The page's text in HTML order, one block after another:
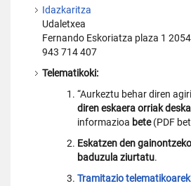
Idazkaritza
Udaletxea
Fernando Eskoriatza plaza 1
943 714 407
Telematikoki:
“Aurkeztu behar diren
diren eskaera orriak
informazioa bete(PDF
Eskatzen den
baduzula ziurtatu.
Tramitazio